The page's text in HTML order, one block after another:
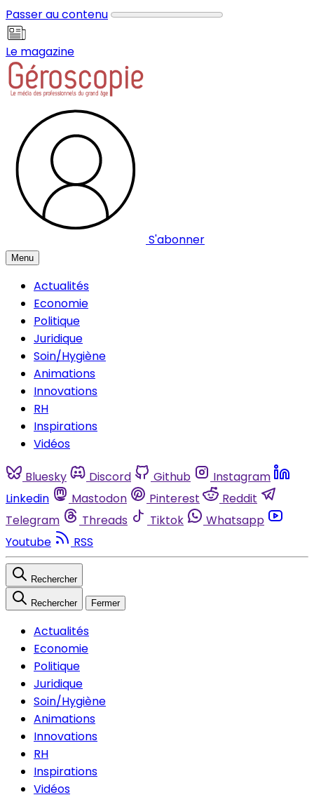
Passer au contenu
Le magazine
S'abonner
Menu
Actualités
Economie
Politique
Juridique
Soin/Hygiène
Animations
Innovations
RH
Inspirations
Vidéos
Bluesky Discord Github
Instagram
Linkedin
Mastodon Pinterest
Reddit
Telegram
Threads Tiktok
Whatsapp
Youtube
RSS
Rechercher
Rechercher Fermer
Actualités
Economie
Politique
Juridique
Soin/Hygiène
Animations
Innovations
RH
Inspirations
Vidéos
Panneau de gestion des cookies